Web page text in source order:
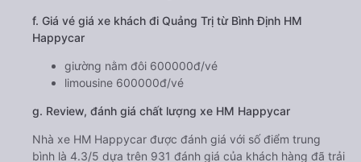
f. Giá vé giá xe khách đi Quảng Trị từ Bình Định HM
Happycar
giường nằm đôi 600000đ/vé
limousine 600000đ/vé
g. Review, đánh giá chất lượng xe HM Happycar
Nhà xe HM Happycar được đánh giá với số điểm trung
bình là 4.3/5 dựa trên 931 đánh giá của khách hàng đã trải